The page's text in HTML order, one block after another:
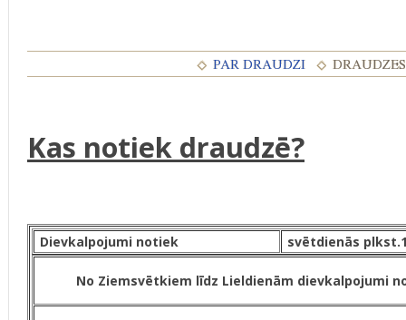
Kas notiek draudzē?
Dievkalpojumi notiek svētdienās
No Ziemsvētkiem līdz Lieldienām dievkalpojumi